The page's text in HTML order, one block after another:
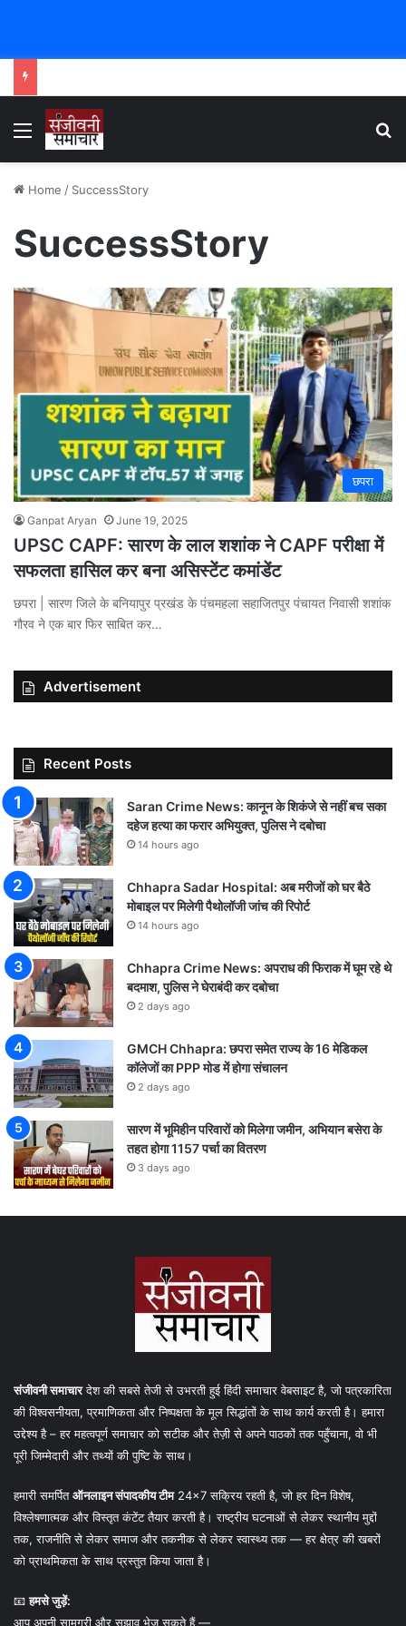
Menu
Home / SuccessStory
SuccessStory
छपरा
Ganpat Aryan June 19, 2025
UPSC CAPF: सारण के लाल शशांक ने CAPF परीक्षा में
सफलता हासिल कर बना असिस्टेंट कमांडेंट
छपरा | सारण जिले के बनियापुर प्रखंड के पंचमहला सहाजितपुर पंचायत निवासी शशांक
गौरव ने एक बार फिर साबित कर…
Advertisement
Recent Posts
Saran Crime News: कानून के शिकंजे से नहीं बच सका
दहेज हत्या का फरार अभियुक्त, पुलिस ने दबोचा
14 hours ago
Chhapra Sadar Hospital: अब मरीजों को घर बैठे
मोबाइल पर मिलेगी पैथोलॉजी जांच की रिपोर्ट
14 hours ago
Chhapra Crime News: अपराध की फिराक में घूम रहे थे
बदमाश, पुलिस ने घेराबंदी कर दबोचा
2 days ago
GMCH Chhapra: छपरा समेत राज्य के 16 मेडिकल
कॉलेजों का PPP मोड में होगा संचालन
2 days ago
सारण में भूमिहीन परिवारों को मिलेगा जमीन, अभियान बसेरा के
तहत होगा 1157 पर्चा का वितरण
3 days ago
संजीवनी समाचारदेश की सबसे तेजी से उभरती हुई हिंदी समाचार वेबसाइट है, जो पत्रकारिता
की विश्वसनीयता, प्रमाणिकता और निष्पक्षता के मूल सिद्धांतों के साथ कार्य करती है। हमारा
उद्देश्य है – हर महत्वपूर्ण समाचार को सटीक और तेज़ी से अपने पाठकों तक पहुँचाना, वो भी
पूरी जिम्मेदारी और तथ्यों की पुष्टि के साथ।
हमारी समर्पितऑनलाइन संपादकीय टीम24×7 सक्रिय रहती है, जो हर दिन विशेष,
विश्लेषणात्मक और विस्तृत कंटेंट तैयार करती है। राष्ट्रीय घटनाओं से लेकर स्थानीय मुद्दों
तक, राजनीति से लेकर समाज और तकनीक से लेकर स्वास्थ्य तक — हर क्षेत्र की खबरों
को प्राथमिकता के साथ प्रस्तुत किया जाता है।
📧हमसे जुड़ें:
आप अपनी सामग्री और सुझाव भेज सकते हैं —